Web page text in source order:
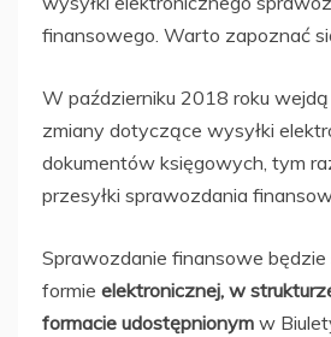
finansowego. Warto zapoznać
W październiku 2018 roku
zmiany dotyczące wysyłki
dokumentów księgowych, tym
przesyłki sprawozdania
Sprawozdanie finansowe
formie elektronicznej, w
formacie udostępnionym w